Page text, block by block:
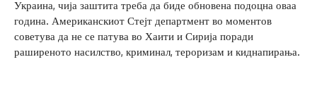
Украина, чија заштита треба да биде обновена подоцна оваа
година. Американскиот Стејт департмент во моментов
советува да не се патува во Хаити и Сирија поради
раширеното насилство, криминал, тероризам и киднапирања.